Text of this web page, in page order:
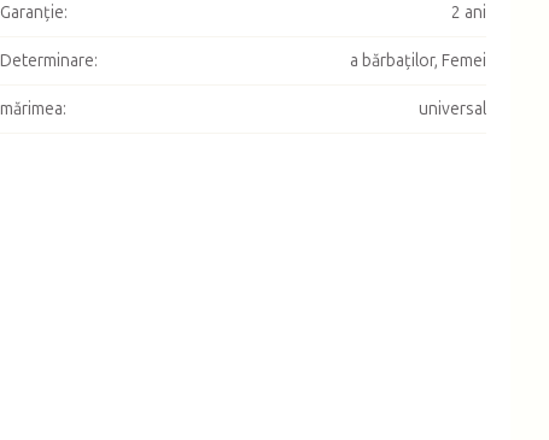
Garanţie: 2 ani
Determinare: a bărbaţilor, Femei
mărimea: universal